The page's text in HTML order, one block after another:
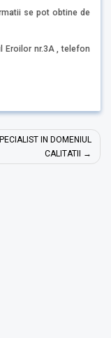
se pot obtine de
Eroilor nr.3A , telefon
IN DOMENIUL
CALITATII